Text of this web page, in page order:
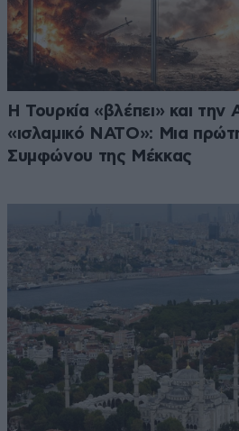
Η Τουρκία «βλέπει» και την
«ισλαμικό ΝΑΤΟ»: Μια
Συμφώνου της Μέκκας